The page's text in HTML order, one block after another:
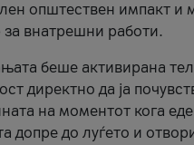
општествен импакт и
внатрешни работи.
беше активирана
директно да ја
на моментот кога
допре до луѓето и